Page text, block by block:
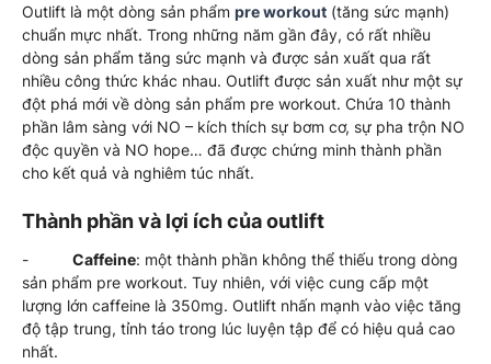
Outlift là một dòng sản phẩm pre workout (tăng sức mạnh)
chuẩn mực nhất. Trong những năm gần đây, có rất nhiều
dòng sản phẩm tăng sức mạnh và được sản xuất qua rất
nhiều công thức khác nhau. Outlift được sản xuất như một sự
đột phá mới về dòng sản phẩm pre workout. Chứa 10 thành
phần lâm sàng với NO – kích thích sự bơm cơ, sự pha trộn NO
độc quyền và NO hope… đã được chứng minh thành phần
cho kết quả và nghiêm túc nhất.
Thành phần và lợi ích của outlift
- Caffeine: một thành phần không thể thiếu trong dòng
sản phẩm pre workout. Tuy nhiên, với việc cung cấp một
lượng lớn caffeine là 350mg. Outlift nhấn mạnh vào việc tăng
độ tập trung, tỉnh táo trong lúc luyện tập để có hiệu quả cao
nhất.